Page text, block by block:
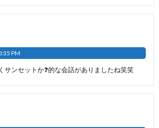
PM
サンセットか❓的な会話がありましたね笑笑